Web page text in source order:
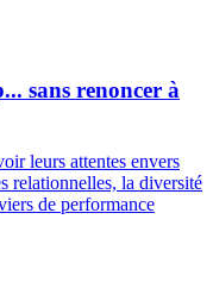
sans renoncer à
leurs attentes envers
relationnelles, la diversité
de performance